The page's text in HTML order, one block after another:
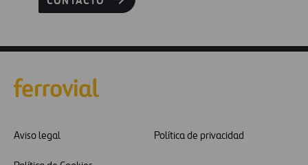
Aviso legal Política de privacidad